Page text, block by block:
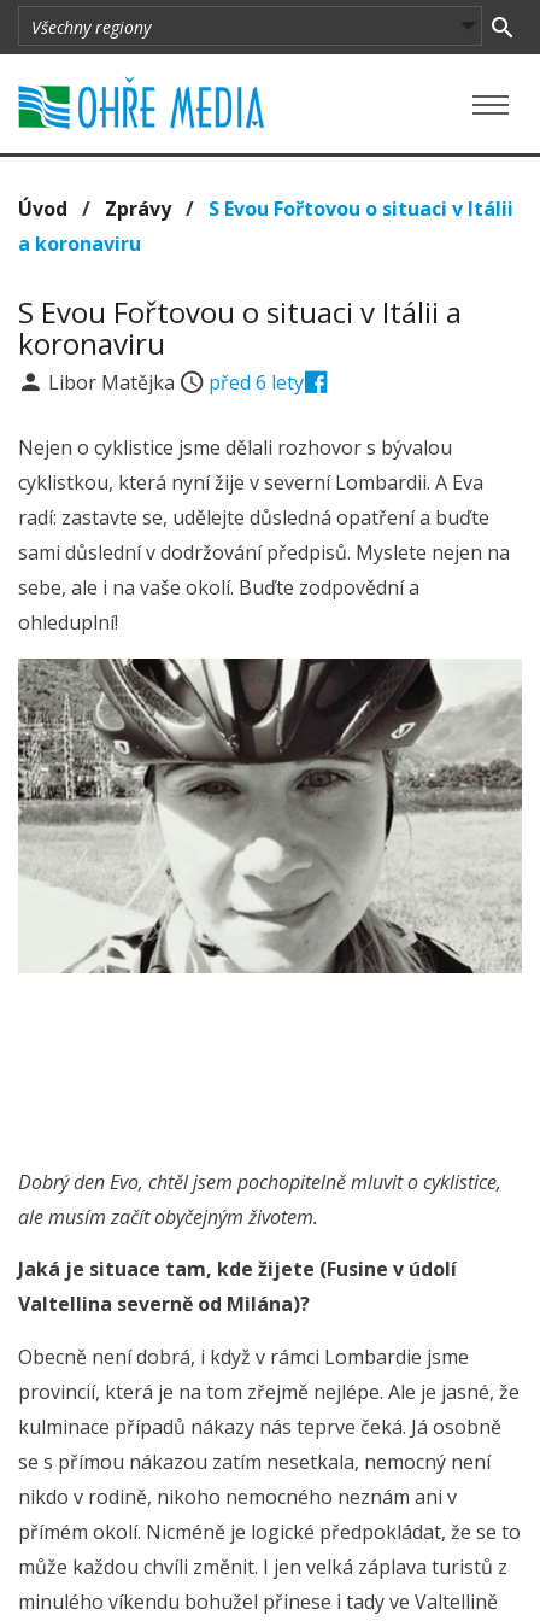
Úvod / Zprávy/ S Evou Fořtovou o situaci v Itálii
a koronaviru
S Evou Fořtovou o situaci v Itálii a
koronaviru
Libor Matějka před 6 lety
Nejen o cyklistice jsme dělali rozhovor s bývalou
cyklistkou, která nyní žije v severní Lombardii. A Eva
radí: zastavte se, udělejte důsledná opatření a buďte
sami důslední v dodržování předpisů. Myslete nejen na
sebe, ale i na vaše okolí. Buďte zodpovědní a
ohleduplní!
Dobrý den Evo, chtěl jsem pochopitelně mluvit o cyklistice,
ale musím začít obyčejným životem.
Jaká je situace tam, kde žijete (Fusine v údolí
Valtellina severně od Milána)?
Obecně není dobrá, i když v rámci Lombardie jsme
provincií, která je na tom zřejmě nejlépe. Ale je jasné, že
kulminace případů nákazy nás teprve čeká. Já osobně
se s přímou nákazou zatím nesetkala, nemocný není
nikdo v rodině, nikoho nemocného neznám ani v
přímém okolí. Nicméně je logické předpokládat, že se to
může každou chvíli změnit. I jen velká záplava turistů z
minulého víkendu bohužel přinese i tady ve Valtellině